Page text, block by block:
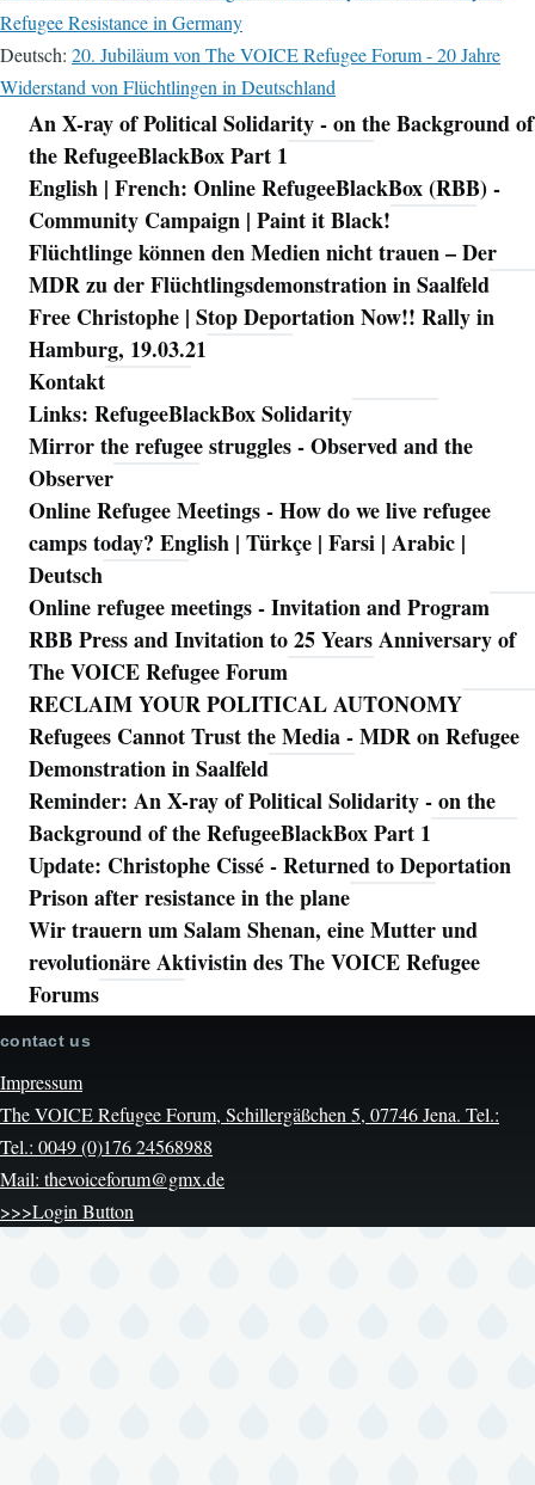
Refugee Resistance in Germany
Deutsch: 20. Jubiläum von The VOICE Refugee Forum - 20 Jahre
Widerstand von Flüchtlingen in Deutschland
Navigation
An X-ray of Political Solidarity - on the Background of
the RefugeeBlackBox Part 1
English | French: Online RefugeeBlackBox (RBB) -
Community Campaign | Paint it Black!
Flüchtlinge können den Medien nicht trauen – Der
MDR zu der Flüchtlingsdemonstration in Saalfeld
Free Christophe | Stop Deportation Now!! Rally in
Hamburg, 19.03.21
Kontakt
Links: RefugeeBlackBox Solidarity
Mirror the refugee struggles - Observed and the
Observer
Online Refugee Meetings - How do we live refugee
camps today? English | Türkçe | Farsi | Arabic |
Deutsch
Online refugee meetings - Invitation and Program
RBB Press and Invitation to 25 Years Anniversary of
The VOICE Refugee Forum
RECLAIM YOUR POLITICAL AUTONOMY
Refugees Cannot Trust the Media - MDR on Refugee
Demonstration in Saalfeld
Reminder: An X-ray of Political Solidarity - on the
Background of the RefugeeBlackBox Part 1
Update: Christophe Cissé - Returned to Deportation
Prison after resistance in the plane
Wir trauern um Salam Shenan, eine Mutter und
revolutionäre Aktivistin des The VOICE Refugee
Forums
contact us
Impressum
The VOICE Refugee Forum, Schillergäßchen 5, 07746 Jena. Tel.:
Tel.: 0049 (0)176 24568988
Mail: thevoiceforum@gmx.de
>>>Login Button